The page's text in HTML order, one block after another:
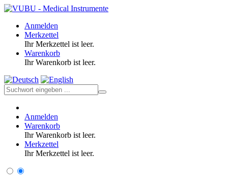
Anmelden
Merkzettel
Ihr Merkzettel ist leer.
Warenkorb
Ihr Warenkorb ist leer.
Anmelden
Warenkorb
Ihr Warenkorb ist leer.
Merkzettel
Ihr Merkzettel ist leer.